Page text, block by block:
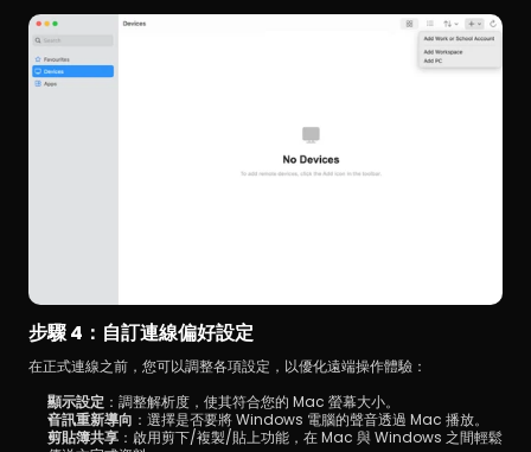
步驟 4：自訂連線偏好設定
在正式連線之前，您可以調整各項設定，以優化遠端操作體驗：
顯示設定 ：調整解析度，使其符合您的 Mac 螢幕大小。
音訊重新導向 ：選擇是否要將 Windows 電腦的聲音透過 Mac 播放。
剪貼簿共享 ：啟用剪下/複製/貼上功能，在 Mac 與 Windows 之間輕鬆